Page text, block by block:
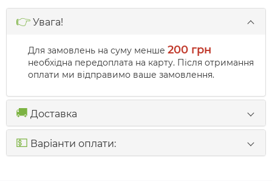
👉 Увага!
Для замовлень на суму менше 200 грн
необхідна передоплата на карту. Після отримання
оплати ми відправимо ваше замовлення.
🚚 Доставка
💵 Варіанти оплати: